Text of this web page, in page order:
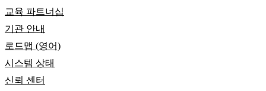
교육 파트너십
기관 안내
로드맵 (영어)
시스템 상태
신뢰 센터